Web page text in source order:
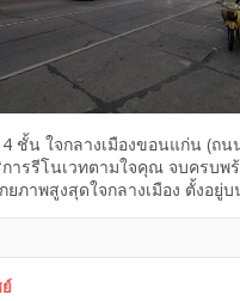
ชั้น ใจกลางเมืองขอนแก่น (ถน
ารรีโนเวทตามใจคุณ จบครบพ
ยภาพสูงสุดใจกลางเมือง ตั้งอยู่
ยู่ในแหล่งชุมชนใจกลางเมือง